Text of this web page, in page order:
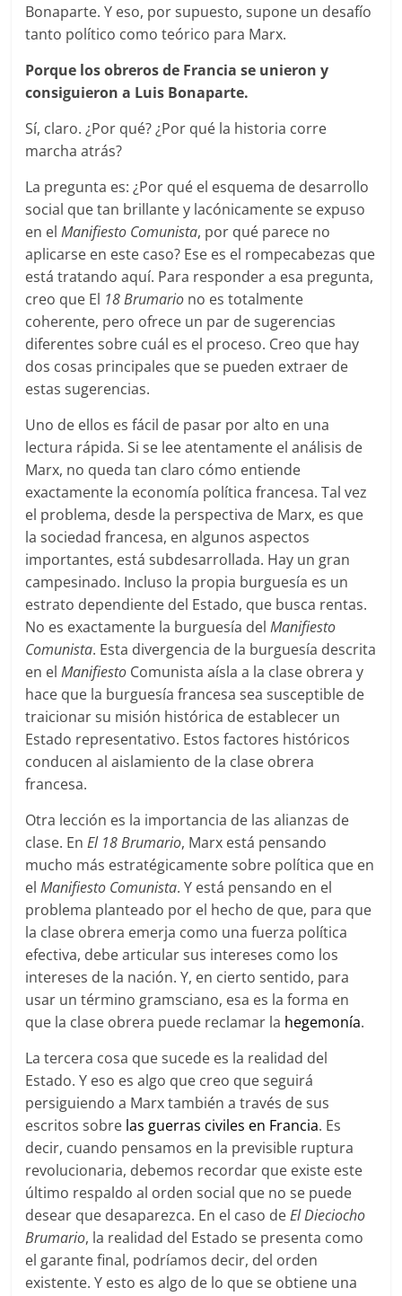
Bonaparte. Y eso, por supuesto, supone un desafío
tanto político como teórico para Marx.
Porque los obreros de Francia se unieron y
consiguieron a Luis Bonaparte.
Sí, claro. ¿Por qué? ¿Por qué la historia corre
marcha atrás?
La pregunta es: ¿Por qué el esquema de desarrollo
social que tan brillante y lacónicamente se expuso
en elManifiesto Comunista, por qué parece no
aplicarse en este caso? Ese es el rompecabezas que
está tratando aquí. Para responder a esa pregunta,
creo que El 18 Brumario no es totalmente
coherente, pero ofrece un par de sugerencias
diferentes sobre cuál es el proceso. Creo que hay
dos cosas principales que se pueden extraer de
estas sugerencias.
Uno de ellos es fácil de pasar por alto en una
lectura rápida. Si se lee atentamente el análisis de
Marx, no queda tan claro cómo entiende
exactamente la economía política francesa. Tal vez
el problema, desde la perspectiva de Marx, es que
la sociedad francesa, en algunos aspectos
importantes, está subdesarrollada. Hay un gran
campesinado. Incluso la propia burguesía es un
estrato dependiente del Estado, que busca rentas.
No es exactamente la burguesía delManifiesto
Comunista. Esta divergencia de la burguesía descrita
en elManifiesto Comunista aísla a la clase obrera y
hace que la burguesía francesa sea susceptible de
traicionar su misión histórica de establecer un
Estado representativo. Estos factores históricos
conducen al aislamiento de la clase obrera
francesa.
Otra lección es la importancia de las alianzas de
clase. EnEl 18 Brumario, Marx está pensando
mucho más estratégicamente sobre política que en
elManifiesto Comunista. Y está pensando en el
problema planteado por el hecho de que, para que
la clase obrera emerja como una fuerza política
efectiva, debe articular sus intereses como los
intereses de la nación. Y, en cierto sentido, para
usar un término gramsciano, esa es la forma en
que la clase obrera puede reclamar la hegemonía.
La tercera cosa que sucede es la realidad del
Estado. Y eso es algo que creo que seguirá
persiguiendo a Marx también a través de sus
escritos sobre las guerras civiles en Francia. Es
decir, cuando pensamos en la previsible ruptura
revolucionaria, debemos recordar que existe este
último respaldo al orden social que no se puede
desear que desaparezca. En el caso deEl Dieciocho
Brumario, la realidad del Estado se presenta como
el garante final, podríamos decir, del orden
existente. Y esto es algo de lo que se obtiene una